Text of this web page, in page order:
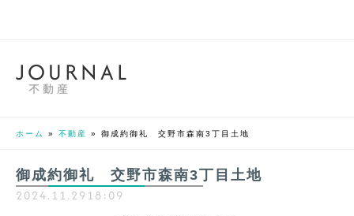
JOU RNAL
不動産
ホーム » 不動産 » 御成約御礼 交野市森南3丁目土地
御成約御礼 交野市森南3丁目土地
2024.11.2918:09